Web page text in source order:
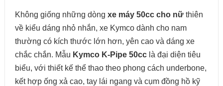
Không giống những dòng xe máy 50cc cho nữthiên
về kiểu dáng nhỏ nhắn, xe Kymco dành cho nam
thường có kích thước lớn hơn, yên cao và dáng xe
chắc chắn. Mẫu Kymco K-Pipe 50cclà đại diện tiêu
biểu, với thiết kế thể thao theo phong cách underbone,
kết hợp ống xả cao, tay lái ngang và cụm đồng hồ kỹ